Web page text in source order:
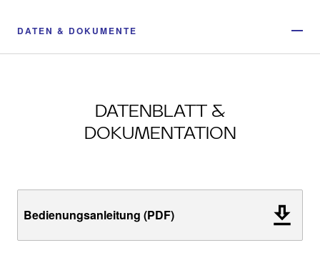
DATEN & DOKUMENTE
DATENBLATT &
DOKUMENTATION
Bedienungsanleitung (PDF)